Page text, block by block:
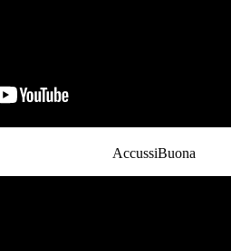
AccussiBuona